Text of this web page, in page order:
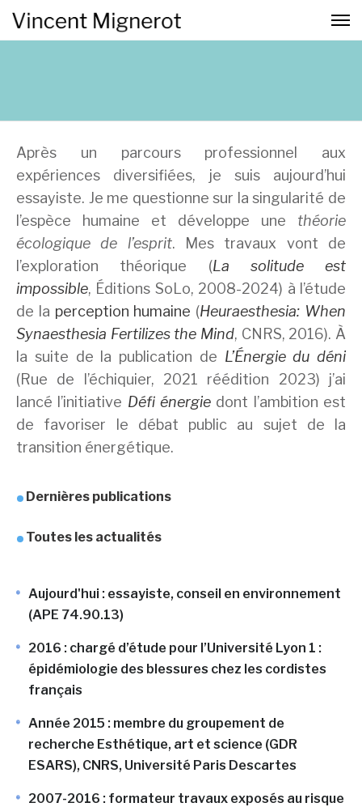
Après un parcours professionnel aux
expériences diversifiées, je suis aujourd’hui
essayiste. Je me questionne sur la singularité de
l’espèce humaine et développe une théorie
écologique de l’esprit. Mes travaux vont de
l’exploration théorique (La solitude est
impossible, Éditions SoLo, 2008-2024) à l’étude
de la perception humaine (Heuraesthesia: When
Synaesthesia Fertilizes the Mind, CNRS, 2016). À
la suite de la publication de L’Énergie du déni
(Rue de l’échiquier, 2021 réédition 2023) j’ai
lancé l’initiative Défi énergie dont l’ambition est
de favoriser le débat public au sujet de la
transition énergétique.
Dernières publications
Toutes les actualités
Aujourd'hui : essayiste, conseil en environnement
(APE 74.90.13)
2016 : chargé d’étude pour l’Université Lyon 1 :
épidémiologie des blessures chez les cordistes
français
Année 2015 : membre du groupement de
recherche Esthétique, art et science (GDR
ESARS), CNRS, Université Paris Descartes
2007-2016 : formateur travaux exposés au risque